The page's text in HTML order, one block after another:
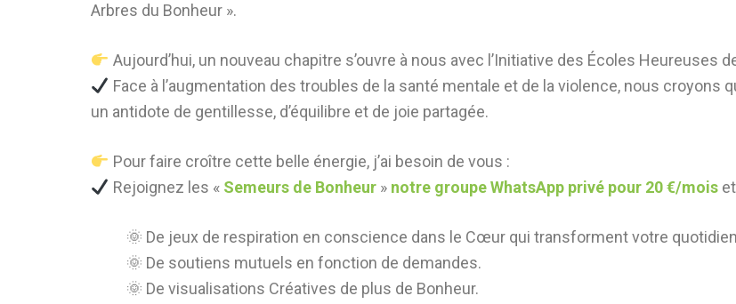
Arbres du Bonheur ».
Aujourd’hui, un nouveau chapitre s’ouvre à nous avec l’Initiative des Écoles Heureuses de
Face à l’augmentation des troubles de la santé mentale et de la violence, nous
un antidote de gentillesse, d’équilibre et de joie partagée.
Pour faire croître cette belle énergie, j’ai besoin de vous :
Rejoignez les « Semeurs de Bonheur» notre groupe WhatsApp privé pour 20 €/moiset
🌞 De jeux de respiration en conscience dans le Cœur qui transforment votre quotidien
🌞 De soutiens mutuels en fonction de demandes.
🌞 De visualisations Créatives de plus de Bonheur.